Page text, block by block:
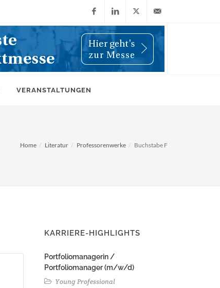
FacebookLinkedIn
X
(Twitter)
info@wiwi-
VERANSTALTUNGEN
Home Literatur Professorenwerke Buchstabe F
KARRIERE-HIGHLIGHTS
Portfoliomanagerin /
Portfoliomanager (m/w/d)
Young Professional